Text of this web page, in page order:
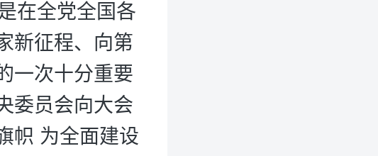
在全党全国各
新征程、向第
一次十分重要
委员会向大会
帜 为全面建设